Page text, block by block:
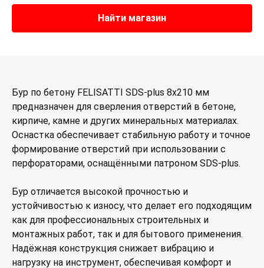
Найти магазин
Бур по бетону FELISATTI SDS-plus 8х210 мм
предназначен для сверления отверстий в бетоне,
кирпиче, камне и других минеральных материалах.
Оснастка обеспечивает стабильную работу и точное
формирование отверстий при использовании с
перфораторами, оснащёнными патроном SDS-plus.
Бур отличается высокой прочностью и
устойчивостью к износу, что делает его подходящим
как для профессиональных строительных и
монтажных работ, так и для бытового применения.
Надёжная конструкция снижает вибрацию и
нагрузку на инструмент, обеспечивая комфорт и